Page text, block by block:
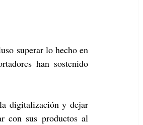
superar lo hecho en
han sostenido
digitalización y dejar
con sus productos al